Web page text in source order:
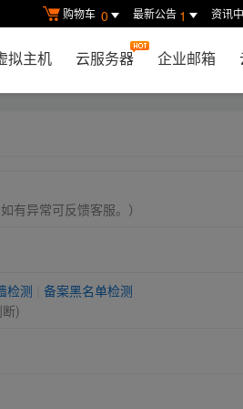
购物车 0 最新公告 1 资讯
拟主机 云服务器 企业邮箱
有异常可反馈客服。）
检测
备案黑名单检测
)